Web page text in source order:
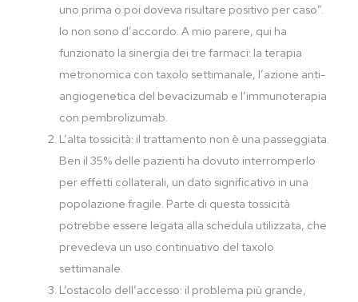
uno prima o poi doveva risultare positivo per caso”.
Io non sono d’accordo. A mio parere, qui ha
funzionato la sinergia dei tre farmaci: la terapia
metronomica con taxolo settimanale, l’azione anti-
angiogenetica del bevacizumab e l’immunoterapia
con pembrolizumab.
L’alta tossicità: il trattamento non è una passeggiata.
Ben il 35% delle pazienti ha dovuto interromperlo
per effetti collaterali, un dato significativo in una
popolazione fragile. Parte di questa tossicità
potrebbe essere legata alla schedula utilizzata, che
prevedeva un uso continuativo del taxolo
settimanale.
L’ostacolo dell’accesso: il problema più grande,